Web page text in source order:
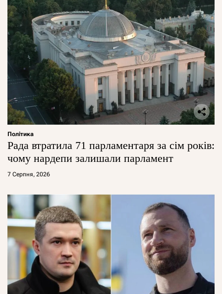
Політика
Рада втратила 71 парламентаря за сім років:
чому нардепи залишали парламент
7 Серпня, 2026